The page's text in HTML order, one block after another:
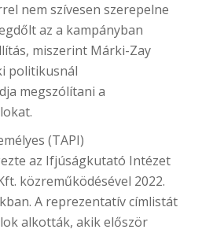
nem szívesen szerepelne
az a kampányban
miszerint Márki-Zay
politikusnál
megszólítani a
(TAPI)
az Ifjúságkutató Intézet
közreműködésével 2022.
A reprezentatív címlistát
alkották, akik először